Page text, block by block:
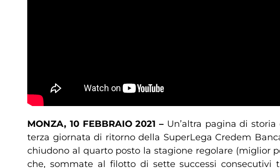
MONZA, 10 FEBBRAIO 2021 – Un’altra pagina di
terza giornata di ritorno della SuperLega Credem
chiudono al quarto posto la stagione regolare (miglior
che, sommate al filotto di sette successi